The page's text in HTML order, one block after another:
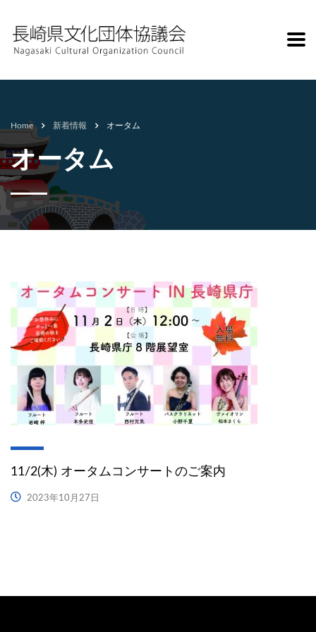
Home 新着情報 オータム
オータム
11/2(木) オータムコンサートのご案内
2023年10月27日